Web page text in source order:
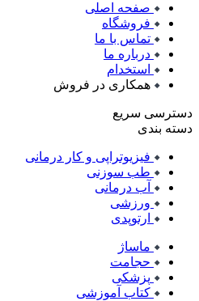
صفحه اصلی
فروشگاه
تماس با ما
درباره ما
استخدام
همکاری در فروش
دسترسی سریع
دسته بندی
فیزیوتراپی و کار درمانی
طب سوزنی
آب درمانی
ورزشی
ارتوپدی
ماساژ
حجامت
پزشکی
کتاب آموزشی